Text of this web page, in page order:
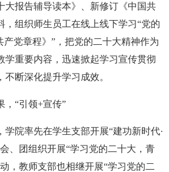
大报告辅导读本》、新修订《中国共
，组织师生员工在线上线下学习“党的
产党章程》”，把党的二十大精神作为
学重要内容，迅速掀起学习宣传贯彻
断深化提升学习成效。
，“引领+宣传”
学院率先在学生支部开展“建功新时代·
、团组织开展“学习党的二十大，青
，教师支部也相继开展“学习党的二